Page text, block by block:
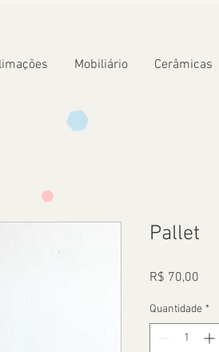
Mobiliário Cerâmicas
Pallet
R$ 70,00
Quantidade *